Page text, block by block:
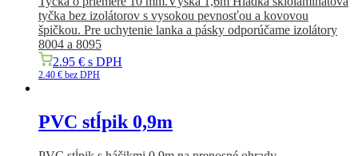
tyčka bez izolátorov s vysokou pevnosťou a kovovou
špičkou. Pre uchytenie lanka a pásky odporúčame izolátory
8004 a 8095
2.95 € s DPH
2.40 € bez DPH
PVC stĺpik 0,9m